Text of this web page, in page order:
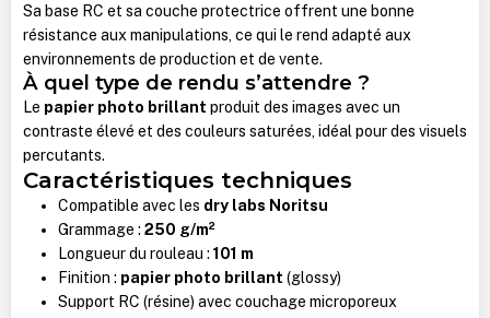
Sa base RC et sa couche protectrice offrent une bonne
résistance aux manipulations, ce qui le rend adapté aux
environnements de production et de vente.
À quel type de rendu s’attendre ?
Le papier photo brillant produit des images avec un
contraste élevé et des couleurs saturées, idéal pour des visuels
percutants.
Caractéristiques techniques
Compatible avec les dry labs Noritsu
Grammage : 250 g/m²
Longueur du rouleau : 101 m
Finition : papier photo brillant (glossy)
Support RC (résine) avec couchage microporeux